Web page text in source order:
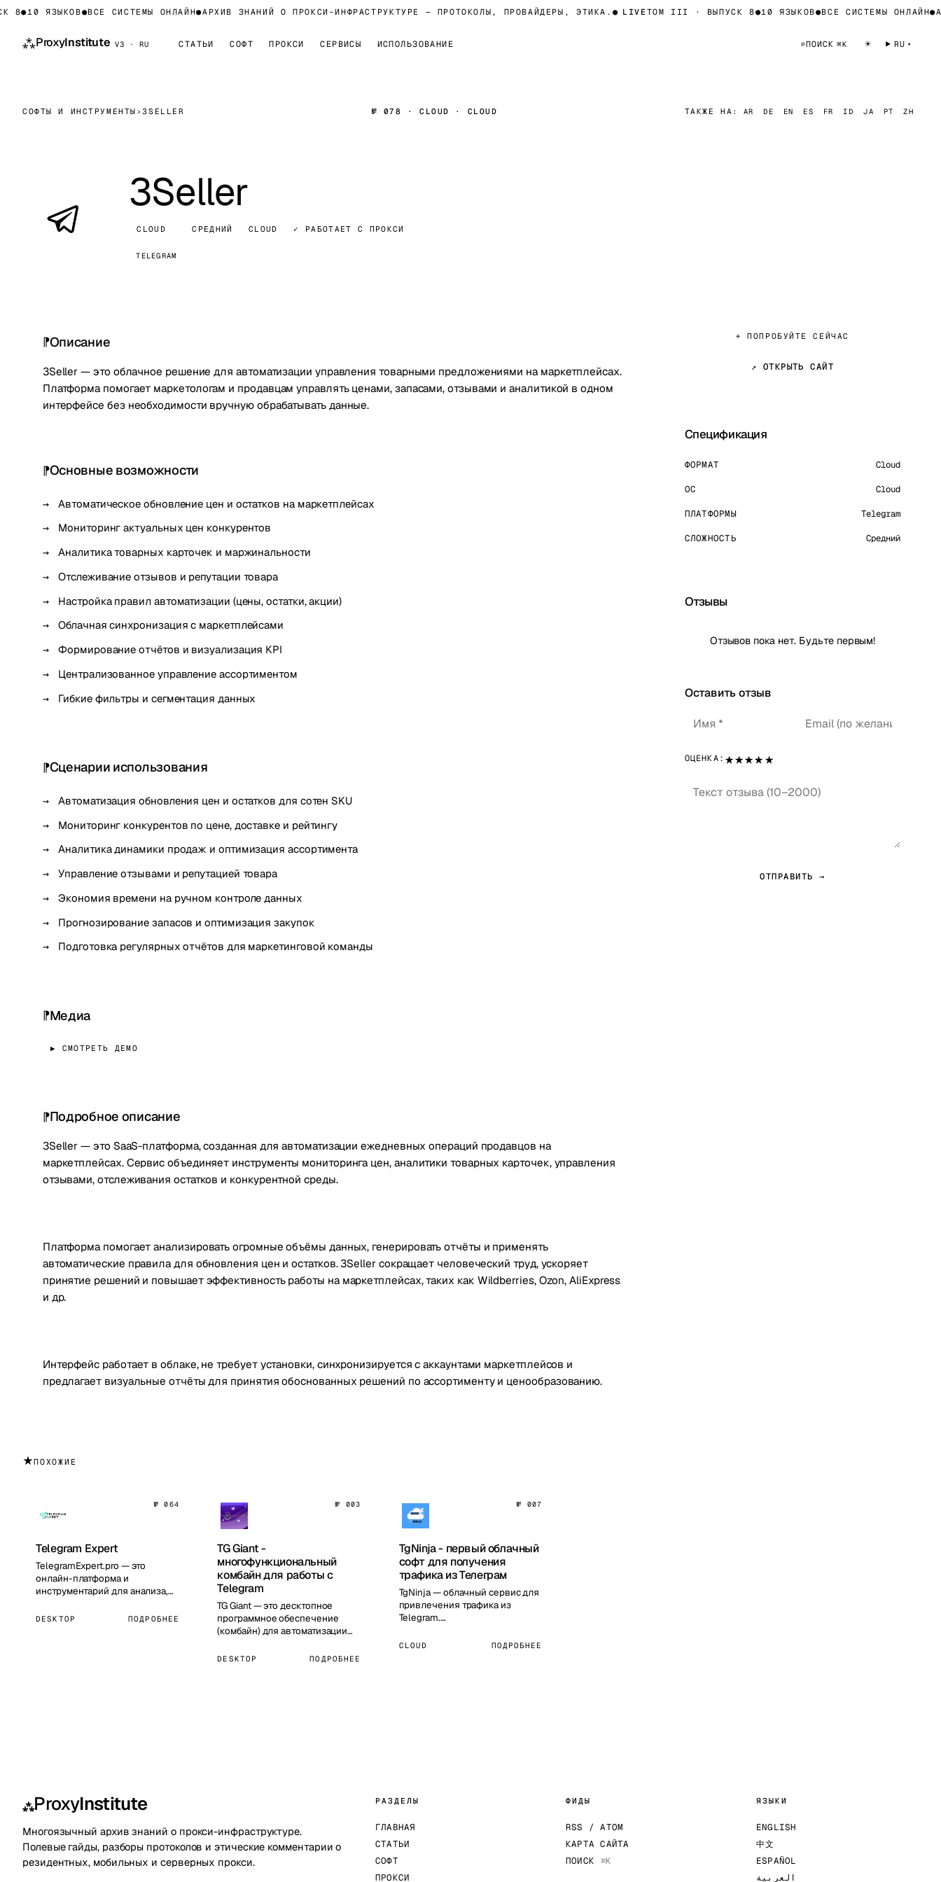
● 10 ЯЗЫКОВ●ВСЕ СИСТЕМЫ ОНЛАЙН●АРХИВ ЗНАНИЙ О ПРОКСИ-ИНФРАСТРУКТУРЕ — ПРОТОКОЛЫ, ПРОВАЙДЕРЫ, ЭТИКА.● LIVEТОМ III · ВЫПУСК 8● 10 ЯЗЫКОВ●ВСЕ СИСТЕМЫ ОНЛАЙН●
⁂ProxyInstitute V3 · RU СТАТЬИ СОФТ ПРОКСИ СЕРВИСЫ ИСПОЛЬЗОВАНИЕ ⌕ПОИСК ⌘K ☀ RU
СОФТЫ И ИНСТРУМЕНТЫ ›3SELLER № 078 · CLOUD · CLOUD ТАКЖЕ НА: AR DE EN ES FR ID JA PT ZH
3Seller
CLOUD СРЕДНИЙ CLOUD ✓ РАБОТАЕТ С ПРОКСИ
TELEGRAM
Описание
3Seller — это облачное решение для автоматизации управления товарными предложениями на маркетплейсах.
Платформа помогает маркетологам и продавцам управлять ценами, запасами, отзывами и аналитикой в одном
интерфейсе без необходимости вручную обрабатывать данные.
Основные возможности
Автоматическое обновление цен и остатков на маркетплейсах
Мониторинг актуальных цен конкурентов
Аналитика товарных карточек и маржинальности
Отслеживание отзывов и репутации товара
Настройка правил автоматизации (цены, остатки, акции)
Облачная синхронизация с маркетплейсами
Формирование отчётов и визуализация KPI
Централизованное управление ассортиментом
Гибкие фильтры и сегментация данных
Сценарии использования
Автоматизация обновления цен и остатков для сотен SKU
Мониторинг конкурентов по цене, доставке и рейтингу
Аналитика динамики продаж и оптимизация ассортимента
Управление отзывами и репутацией товара
Экономия времени на ручном контроле данных
Прогнозирование запасов и оптимизация закупок
Подготовка регулярных отчётов для маркетинговой команды
Медиа
▶ СМОТРЕТЬ ДЕМО
Подробное описание
3Seller — это SaaS-платформа, созданная для автоматизации ежедневных операций продавцов на
маркетплейсах. Сервис объединяет инструменты мониторинга цен, аналитики товарных карточек, управления
отзывами, отслеживания остатков и конкурентной среды.
Платформа помогает анализировать огромные объёмы данных, генерировать отчёты и применять
автоматические правила для обновления цен и остатков. 3Seller сокращает человеческий труд, ускоряет
принятие решений и повышает эффективность работы на маркетплейсах, таких как Wildberries, Ozon, AliExpress
и др.
Интерфейс работает в облаке, не требует установки, синхронизируется с аккаунтами маркетплейсов и
предлагает визуальные отчёты для принятия обоснованных решений по ассортименту и ценообразованию.
⌖ ПОПРОБУЙТЕ СЕЙЧАС
↗ ОТКРЫТЬ САЙТ
Спецификация
ФОРМАТ Cloud
ОС Cloud
ПЛАТФОРМЫ Telegram
СЛОЖНОСТЬ Средний
Отзывы
Отзывов пока нет. Будьте первым!
Оставить отзыв
ОЦЕНКА: ★★★★★
ОТПРАВИТЬ →
★ПОХОЖИЕ
№ 064
Telegram Expert
TelegramExpert.pro — это
онлайн-платформа и
инструментарий для анализа,
в Telegram. Инструме…
DESKTOP ПОДРОБНЕЕ
№ 003
TG Giant -
многофункциональный
комбайн для работы с
Telegram
TG Giant — это десктопное
программное обеспечение
(комбайн) для автоматизации
Telegram.…
DESKTOP ПОДРОБНЕЕ
№ 007
TgNinja - первый облачный
софт для получения
трафика из Телеграм
TgNinja — облачный сервис для
привлечения трафика из
Telegram.…
CLOUD ПОДРОБНЕЕ
⁂ProxyInstitute
Многоязычный архив знаний о прокси-инфраструктуре.
Полевые гайды, разборы протоколов и этические комментарии о
резидентных, мобильных и серверных прокси.
РАЗДЕЛЫ
ГЛАВНАЯ
СТАТЬИ
СОФТ
ПРОКСИ
ФИДЫ
RSS / ATOM
КАРТА САЙТА
ПОИСК ⌘K
ЯЗЫКИ
ENGLISH
中文
ESPAÑOL
العربية